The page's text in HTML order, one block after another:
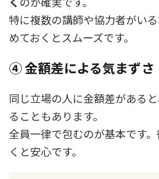
特に複数の講師や協力者がい
めておくとスムーズです。
④ 金額差による気まずさ
同じ立場の人に金額差がある
ることもあります。
全員一律で包むのが基本です
くと安心です。